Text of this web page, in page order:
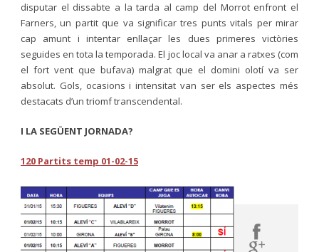
disputar el dissabte a la tarda al camp del Morrot enfront el
Farners, un partit que va significar tres punts vitals per mirar
cap amunt i intentar enllaçar les dues primeres victòries
seguides en tota la temporada. El joc local va anar a ratxes (com
el fort vent que bufava) malgrat que el domini olotí va ser
absolut. Gols, ocasions i intensitat van ser els aspectes més
destacats d’un triomf transcendental.
I LA SEGÜENT JORNADA?
120 Partits temp 01-02-15